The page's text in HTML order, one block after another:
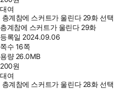
대여
층계참에 스커트가 울린다 29화 선택
층계참에 스커트가 울린다 29화
등록일 2024.09.06
쪽수 16쪽
용량 26.0MB
200원
대여
층계참에 스커트가 울린다 28화 선택